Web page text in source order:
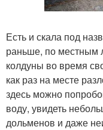
Есть и скала под
раньше, по местным
колдуны во время
как раз на месте
здесь можно
воду, увидеть
дольменов и даже